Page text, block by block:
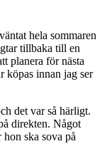
hela sommaren
tillbaka till en
planera för nästa
köpas innan jag ser
det var så härligt.
direkten. Något
ska sova på